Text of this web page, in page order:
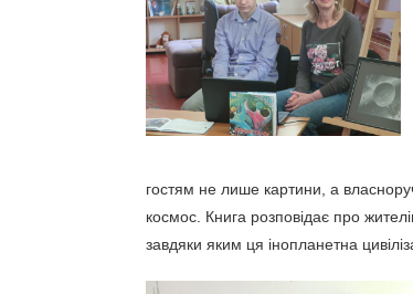
гостям не лише картини, а
космос. Книга розповідає про
завдяки яким ця інопланетна